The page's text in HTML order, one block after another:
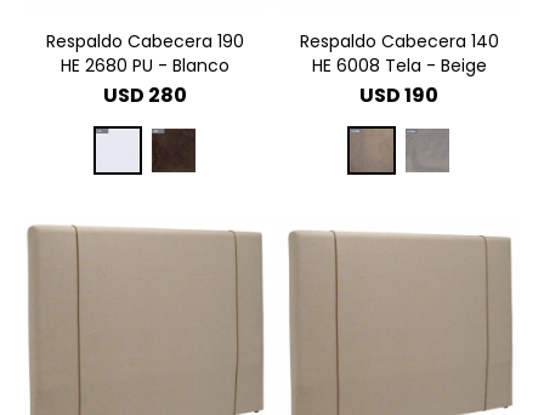
Respaldo Cabecera 190
HE 2680 PU - Blanco
USD 280
Respaldo Cabecera 140
HE 6008 Tela - Beige
USD190